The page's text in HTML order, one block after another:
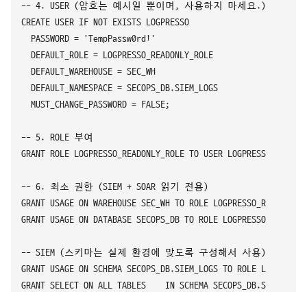
-- 4. USER (암호는 예시일 뿐이며, 사용하지 마세요.)
CREATE USER IF NOT EXISTS LOGPRESSO
  PASSWORD = 'TempPassw0rd!'
  DEFAULT_ROLE = LOGPRESSO_READONLY_ROLE
  DEFAULT_WAREHOUSE = SEC_WH
  DEFAULT_NAMESPACE = SECOPS_DB.SIEM_LOGS
  MUST_CHANGE_PASSWORD = FALSE;
-- 5. ROLE 부여
GRANT ROLE LOGPRESSO_READONLY_ROLE TO USER LOGPRESSO;
-- 6. 최소 권한 (SIEM + SOAR 읽기 전용)
GRANT USAGE ON WAREHOUSE SEC_WH TO ROLE
GRANT USAGE ON DATABASE SECOPS_DB TO ROLE
-- SIEM (스키마는 실제 환경에 맞도록 구성해서 사용)
GRANT USAGE ON SCHEMA SECOPS_DB.SIEM_LOGS TO ROLE
GRANT SELECT ON ALL TABLES    IN SCHEMA SECOPS_DB.SIEM_LOGS